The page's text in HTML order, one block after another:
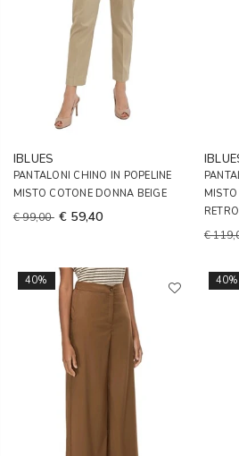
IBLUES
PANTALONI CHINO IN POPELINE
MISTO COTONE DONNA BEIGE
€ 99,00 € 59,40
€
40% 40%